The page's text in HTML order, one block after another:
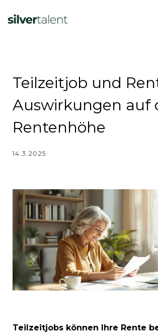
Teilzeitjob und
Auswirkungen auf
Rentenhöhe
14.3.2025
Teilzeitjobs können Ihre Rente